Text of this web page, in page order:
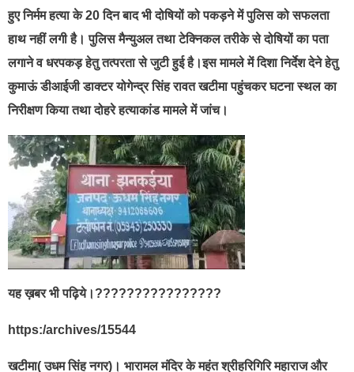
हुए निर्मम हत्या के 20 दिन बाद भी दोषियों को पकड़ने में पुलिस को सफलता
हाथ नहीं लगी है। पुलिस मैन्युअल तथा टेक्निकल तरीके से दोषियों का पता
लगाने व धरपकड़ हेतु तत्परता से जुटी हुई है।इस मामले में दिशा निर्देश देने हेतु
कुमाऊं डीआईजी डाक्टर योगेन्द्र सिंह रावत खटीमा पहुंचकर घटना स्थल का
निरीक्षण किया तथा दोहरे हत्याकांड मामले में जांच।
यह ख़बर भी पढ़िये।????????????????
https:/archives/15544
खटीमा( उधम सिंह नगर)। भारामल मंदिर के महंत श्रीहरिगिरि महाराज और